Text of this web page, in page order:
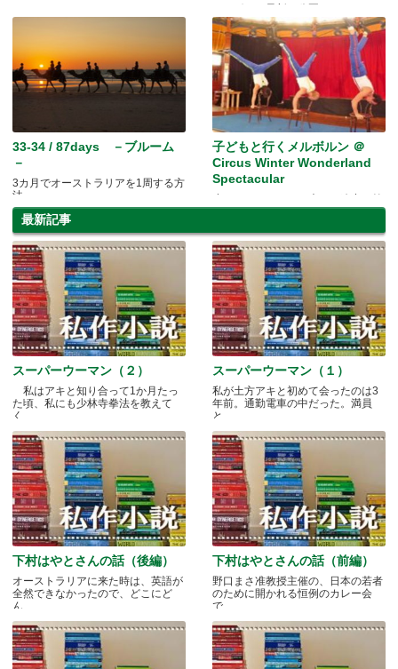
メルボルン最新の公園へ♪
33-34 / 87days －ブルーム
－
3カ月でオーストラリアを1周する方
法
子どもと行くメルボルン ＠
Circus Winter Wonderland
Spectacular
小さなサーカスの、大きな迫力＆笑
い！！
最新記事
スーパーウーマン（２）
私はアキと知り合って1か月たっ
た頃、私にも少林寺拳法を教えて
く.....
スーパーウーマン（１）
私が土方アキと初めて会ったのは3
年前。通勤電車の中だった。満員
と.....
下村はやとさんの話（後編）
オーストラリアに来た時は、英語が
全然できなかったので、どこにど
ん.....
下村はやとさんの話（前編）
野口まさ准教授主催の、日本の若者
のために開かれる恒例のカレー会
で.....